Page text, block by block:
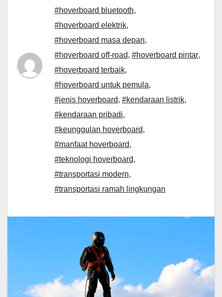
#hoverboard bluetooth,
#hoverboard elektrik,
#hoverboard masa depan,
#hoverboard off-road, #hoverboard pintar,
#hoverboard terbaik,
#hoverboard untuk pemula,
#jenis hoverboard, #kendaraan listrik,
#kendaraan pribadi,
#keunggulan hoverboard,
#manfaat hoverboard,
#teknologi hoverboard,
#transportasi modern,
#transportasi ramah lingkungan